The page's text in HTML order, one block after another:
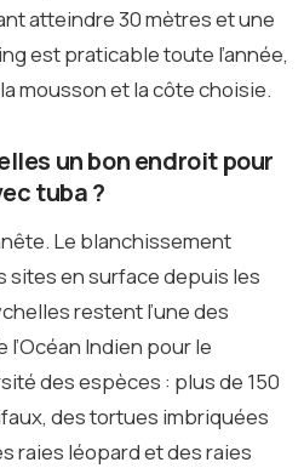
atteindre 30 mètres et une
est praticable toute l’année,
mousson et la côte choisie.
un bon endroit pour
tuba ?
Le blanchissement
sites en surface depuis les
restent l’une des
Indien pour le
des espèces : plus de 150
des tortues imbriquées
raies léopard et des raies